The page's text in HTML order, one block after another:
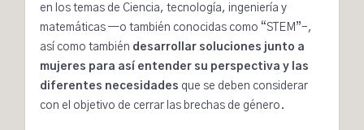
en los temas de Ciencia, tecnología, ingeniería y
matemáticas —o también conocidas como “STEM”-,
así como también desarrollar soluciones junto a
mujeres para así entender su perspectiva y las
diferentes necesidades que se deben considerar
con el objetivo de cerrar las brechas de género.